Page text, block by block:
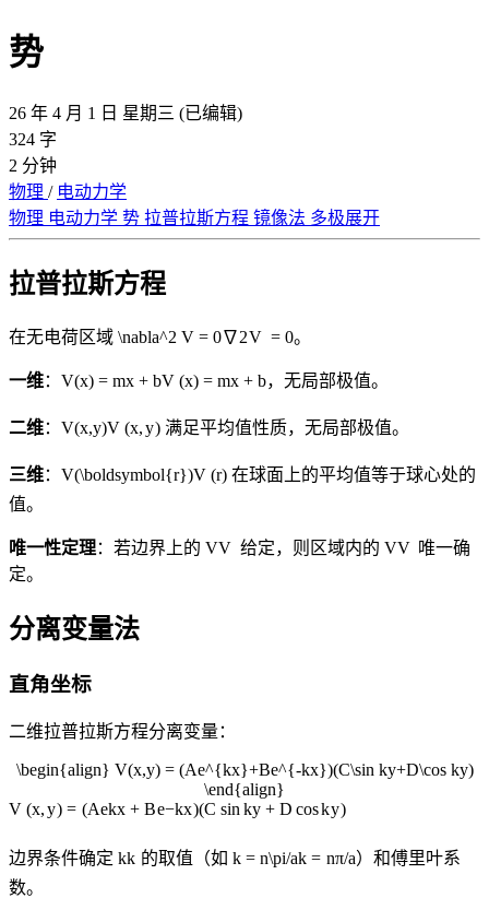
势
26 年 4 月 1 日 星期三 (已编辑)
324 字
2 分钟
物理 / 电动力学
物理 电动力学 势 拉普拉斯方程 镜像法 多极展开
拉普拉斯方程
在无电荷区域 \nabla^2 V = 0∇2V = 0。
一维： V(x) = mx + bV (x) = mx + b，无局部极值。
二维： V(x,y)V (x,y)满足平均值性质，无局部极值。
三维： V(\boldsymbol{r})V (r) 在球面上的平均值等于球心处的
值。
唯一性定理：若边界上的 VV 给定，则区域内的 VV 唯一确
定。
分离变量法
直角坐标
二维拉普拉斯方程分离变量：
\begin{align} V(x,y) = (Ae^{kx}+Be^{-kx})(C\sin ky+D\cos ky)
\end{align}
V (x,y) = (Aekx + Be−kx)(C sin ky + D cosky)
边界条件确定 kk 的取值（如 k = n\pi/ak = nπ/a）和傅里叶系
数。